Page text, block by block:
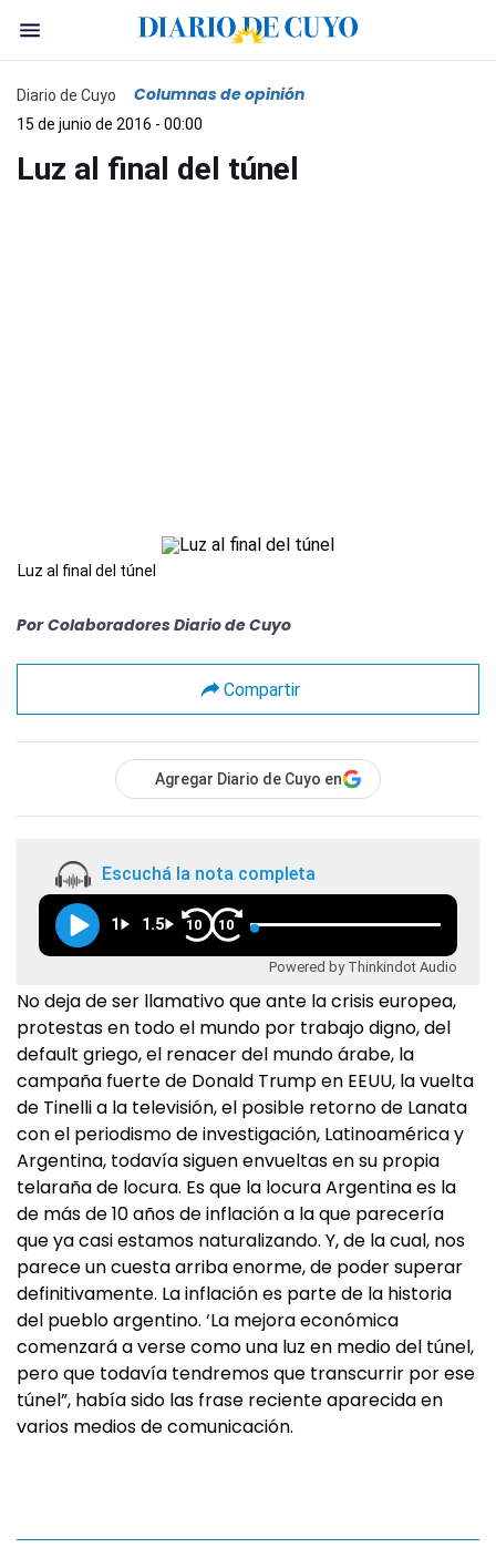
Diario de Cuyo Columnas de opinión
15 de junio de 2016 - 00:00
Luz al final del túnel
Luz al final del túnel
Por Colaboradores Diario de Cuyo
Compartir
Agregar Diario de Cuyo en
Escuchá la nota completa
1 1.5 10 10
Powered by Thinkindot Audio
No deja de ser llamativo que ante la crisis europea,
protestas en todo el mundo por trabajo digno, del
default griego, el renacer del mundo árabe, la
campaña fuerte de Donald Trump en EEUU, la vuelta
de Tinelli a la televisión, el posible retorno de Lanata
con el periodismo de investigación, Latinoamérica y
Argentina, todavía siguen envueltas en su propia
telaraña de locura. Es que la locura Argentina es la
de más de 10 años de inflación a la que parecería
que ya casi estamos naturalizando. Y, de la cual, nos
parece un cuesta arriba enorme, de poder superar
definitivamente. La inflación es parte de la historia
del pueblo argentino. ‘La mejora económica
comenzará a verse como una luz en medio del túnel,
pero que todavía tendremos que transcurrir por ese
túnel”, había sido las frase reciente aparecida en
varios medios de comunicación.